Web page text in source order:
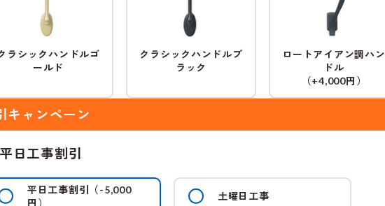
ラシックハンドルゴ
ールド
クラシックハンドルブ
ラック
ロートアイアン調ハン
ドル
（+4,000円）
キャンペーン
平日工事割引
平日工事割引 （-5,000
円） 土曜日工事